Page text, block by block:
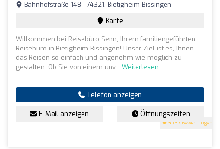
5 (37 Bewertungen)
Bahnhofstraße 148 - 74321, Bietigheim-Bissingen
Karte
Willkommen bei Reisebüro Senn, Ihrem familiengeführten
Reisebüro in Bietigheim-Bissingen! Unser Ziel ist es, Ihnen
das Reisen so einfach und angenehm wie möglich zu
gestalten. Ob Sie von einem unv... Weiterlesen
Telefon anzeigen
E-Mail anzeigen Öffnungszeiten